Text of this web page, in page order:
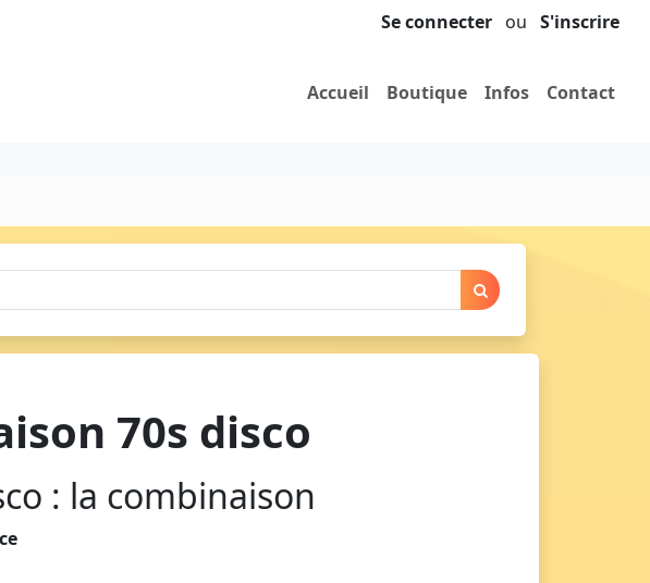
Se connecter ou S'inscrire
Accueil Boutique Infos Contact
70s disco
: la combinaison